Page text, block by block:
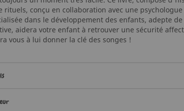
rituels, conçu en collaboration avec une
dans le développement des enfants, adepte
aidera votre enfant à retrouver une sécurité
vous à lui donner la clé des songes !